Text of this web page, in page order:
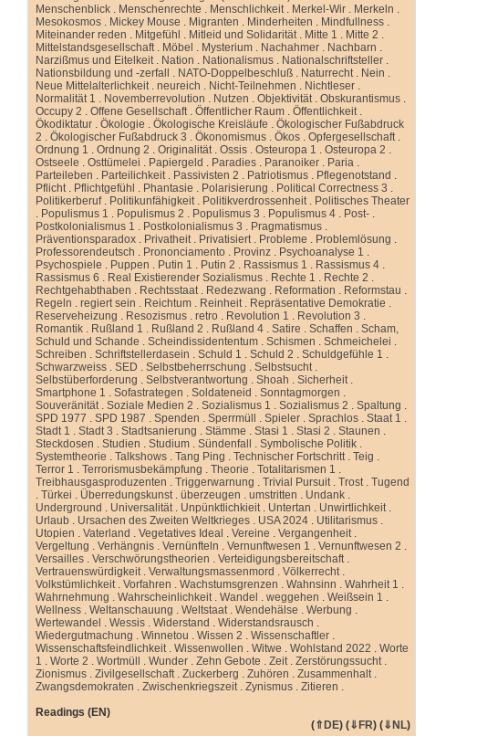
Menschenblick . Menschenrechte . Menschlichkeit. Merkel-Wir . Merkeln .
Mesokosmos . Mickey Mouse . Migranten . Minderheiten . Mindfullness .
Miteinander reden . Mitgefühl . Mitleid und Solidarität. Mitte 1 . Mitte 2 .
Mittelstandsgesellschaft. Möbel . Mysterium . Nachahmer . Nachbarn .
Narzißmus und Eitelkeit. Nation . Nationalismus . Nationalschriftsteller .
Nationsbildung und -zerfall
. NATO-Doppelbeschluß . Naturrecht. Nein .
Neue Mittelalterlichkeit.neureich . Nicht-Teilnehmen . Nichtleser .
Normalität 1 . Novemberrevolution . Nutzen .Objektivität.Obskurantismus .
Occupy 2 .Offene Gesellschaft.Öffentlicher Raum .Öffentlichkeit.
Ökodiktatur .Ökologie .Ökologische Kreisläufe .Ökologischer Fußabdruck
2 .Ökologischer Fußabdruck 3 .Ökonomismus .Ökos .Opfergesellschaft.
Ordnung 1 .Ordnung 2 .Originalität.Ossis .Osteuropa 1 .Osteuropa 2 .
Ostseele .Osttümelei . Papiergeld . Paradies . Paranoiker . Paria .
Parteileben . Parteilichkeit. Passivisten 2 . Patriotismus . Pflegenotstand .
Pflicht. Pflichtgefühl . Phantasie . Polarisierung . Political Correctness 3 .
Politikerberuf. Politikunfähigkeit. Politikverdrossenheit. Politisches Theater
. Populismus 1 . Populismus 2 . Populismus 3 . Populismus 4 . Post- .
Postkolonialismus 1 . Postkolonialismus 3 . Pragmatismus .
Präventionsparadox . Privatheit. Privatisiert. Probleme . Problemlösung .
Professorendeutsch . Prononciamento . Provinz . Psychoanalyse 1 .
Psychospiele . Puppen . Putin 1 . Putin 2 . Rassismus 1 . Rassismus 4 .
Rassismus 6 . Real Existierender Sozialismus . Rechte 1 . Rechte 2 .
Rechtgehabthaben . Rechtsstaat. Redezwang . Reformation . Reformstau .
Regeln .regiert sein . Reichtum . Reinheit. Repräsentative Demokratie .
Reserveheizung . Resozismus .retro . Revolution 1 . Revolution 3 .
Romantik . Rußland 1 . Rußland 2 . Rußland 4 .Satire .Schaffen .Scham,
Schuld und Schande .Scheindissidententum .Schismen .Schmeichelei .
Schreiben .Schriftstellerdasein .Schuld 1 .Schuld 2 .Schuldgefühle 1 .
Schwarzweiss .SED .Selbstbeherrschung .Selbstsucht.
Selbstüberforderung .Selbstverantwortung .Shoah .Sicherheit.
Smartphone 1 .Sofastrategen .Soldateneid .Sonntagmorgen .
Souveränität.Soziale Medien 2 .Sozialismus 1 .Sozialismus 2 .Spaltung .
SPD 1977 .SPD 1987 .Spenden .Sperrmüll .Spieler .Sprachlos .Staat 1 .
Stadt 1 .Stadt 3 .Stadtsanierung .Stämme .Stasi 1 .Stasi 2 .Staunen .
Steckdosen .Studien .Studium .Sündenfall .Symbolische Politik .
Systemtheorie .Talkshows .Tang Ping .Technischer Fortschritt.Teig .
Terror 1 .Terrorismusbekämpfung .Theorie .Totalitarismen 1 .
Treibhausgasproduzenten .Triggerwarnung .Trivial Pursuit.Trost.Tugend
.Türkei . Überredungskunst.überzeugen .umstritten . Undank .
Underground . Universalität. Unpünktlichkieit. Untertan . Unwirtlichkeit.
Urlaub . Ursachen des Zweiten Weltkrieges . USA 2024 . Utilitarismus .
Utopien .Vaterland .Vegetatives Ideal .Vereine .Vergangenheit.
Vergeltung .Verhängnis .Vernünfteln .Vernunftwesen 1 .Vernunftwesen 2 .
Versailles .Verschwörungstheorien .Verteidigungsbereitschaft.
Vertrauenswürdigkeit.Verwaltungsmassenmord .Völkerrecht.
Volkstümlichkeit.Vorfahren .Wachstumsgrenzen .Wahnsinn .Wahrheit 1 .
Wahrnehmung .Wahrscheinlichkeit.Wandel .weggehen .Weißsein 1 .
Wellness .Weltanschauung .Weltstaat.Wendehälse .Werbung .
Wertewandel .Wessis .Widerstand .Widerstandsrausch .
Wiedergutmachung .Winnetou .Wissen 2 .Wissenschaftler .
Wissenschaftsfeindlichkeit.Wissenwollen .Witwe .Wohlstand 2022 .Worte
1 .Worte 2 .Wortmüll .Wunder .Zehn Gebote .Zeit.Zerstörungssucht.
Zionismus .Zivilgesellschaft.Zuckerberg .Zuhören .Zusammenhalt.
Zwangsdemokraten .Zwischenkriegszeit.Zynismus .Zitieren .
Readings (EN)
(⇑DE) (⇓FR) (⇓NL)